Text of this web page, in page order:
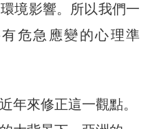
境影響。所以我們一
危急應變的心理準
年來修正這一觀點。